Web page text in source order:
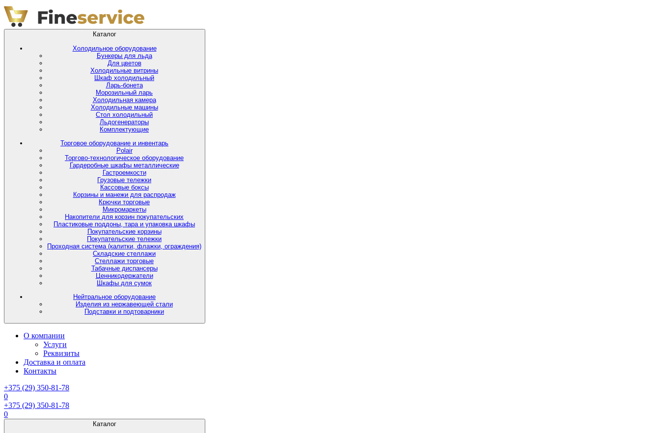
Каталог
Холодильное оборудование
Бункеры для льда
Для цветов
Холодильные витрины
Шкаф холодильный
Ларь-бонета
Морозильный ларь
Холодильная камера
Холодильные машины
Стол холодильный
Льдогенераторы
Комплектующие
Торговое оборудование и инвентарь
Polair
Торгово-технологическое оборудование
Гардеробные шкафы металлические
Гастроемкости
Грузовые тележки
Кассовые боксы
Корзины и манежи для распродаж
Крючки торговые
Микромаркеты
Накопители для корзин покупательских
Пластиковые поддоны, тара и упаковка шкафы
Покупательские корзины
Покупательские тележки
Проходная система (калитки, флажки, ограждения)
Складские стеллажи
Стеллажи торговые
Табачные диспансеры
Ценникодержатели
Шкафы для сумок
Нейтральное оборудование
Изделия из нержавеющей стали
Подставки и подтоварники
О компании
Услуги
Реквизиты
Доставка и оплата
Контакты
+375 (29) 350-81-78
0
+375 (29) 350-81-78
0
Каталог